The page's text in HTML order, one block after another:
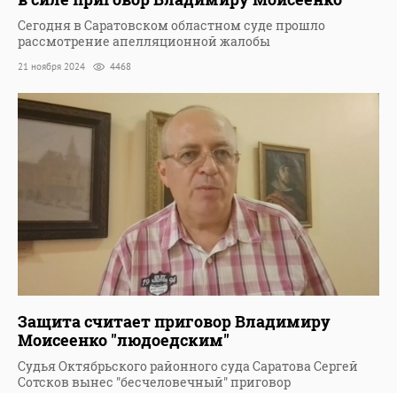
Сегодня в Саратовском областном суде прошло
рассмотрение апелляционной жалобы
21 ноября 2024 4468
Защита считает приговор Владимиру
Моисеенко "людоедским"
Судья Октябрьского районного суда Саратова Сергей
Сотсков вынес "бесчеловечный" приговор